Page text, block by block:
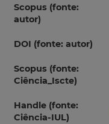
Scopus (fonte:
autor)
DOI (fonte: autor)
Scopus (fonte:
Ciência_Iscte)
Handle (fonte:
Ciência-IUL)